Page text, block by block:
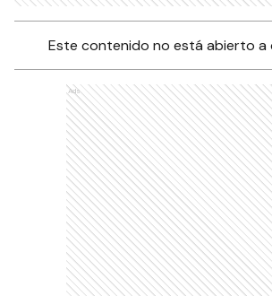
Este contenido no está abierto a
Ads